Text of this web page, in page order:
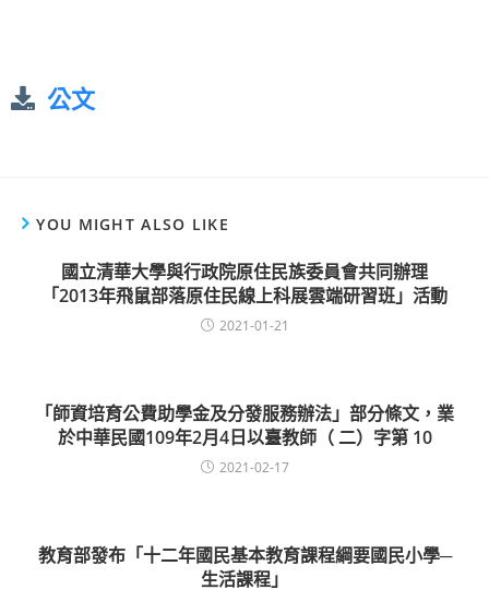
公文
YOU MIGHT ALSO LIKE
國立清華大學與行政院原住民族委員會共同辦理
「2013年飛鼠部落原住民線上科展雲端研習班」活動
2021-01-21
「師資培育公費助學金及分發服務辦法」部分條文，業
於中華民國109年2月4日以臺教師（ 二）字第 10
2021-02-17
教育部發布「十二年國民基本教育課程綱要國民小學─
生活課程」